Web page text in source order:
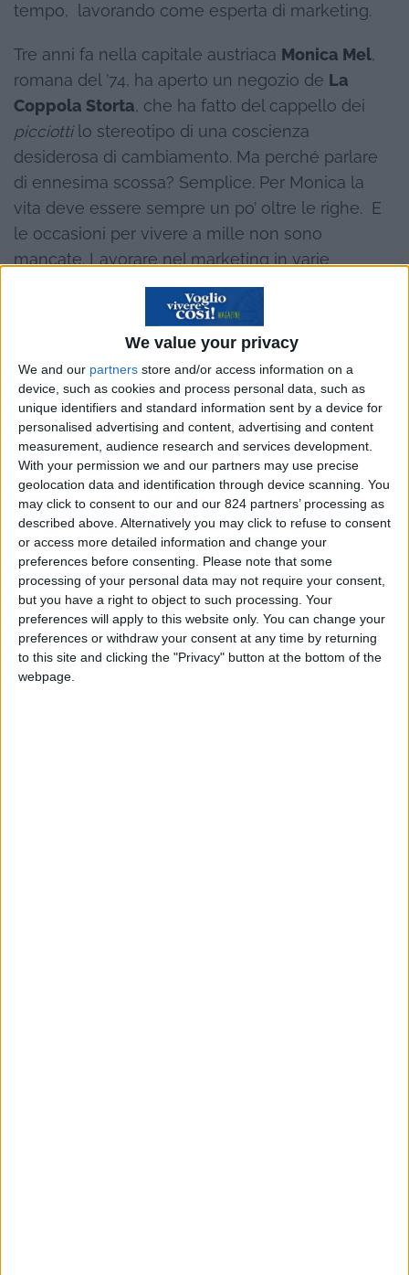
We value your privacy
We and our partners store and/or access information on a
device, such as cookies and process personal data, such as
unique identifiers and standard information sent by a device for
personalised advertising and content, advertising and content
measurement, audience research and services development.
With your permission we and our partners may use precise
geolocation data and identification through device scanning. You
may click to consent to our and our 824 partners’ processing as
described above. Alternatively you may click to refuse to consent
or access more detailed information and change your
preferences before consenting.
Please note that some
processing of your personal data may not require your consent,
but you have a right to object to such processing. Your
preferences will apply to this website only. You can change your
preferences or withdraw your consent at any time by returning
to this site and clicking the "Privacy" button at the bottom of the
webpage.
tempo, lavorando come esperta di marketing.
Tre anni fa nella capitale austriaca Monica Mel,
romana del ’74, ha aperto un negozio de La
Coppola Storta, che ha fatto del cappello dei
picciottilo stereotipo di una coscienza
desiderosa di cambiamento. Ma perché parlare
di ennesima scossa? Semplice. Per Monica la
vita deve essere sempre un po’ oltre le righe. E
le occasioni per vivere a mille non sono
mancate. Lavorare nel marketing in varie
multinazionali l’ha aiutata.
A questo punto, riavvolgiamo il filo della
sua storia.